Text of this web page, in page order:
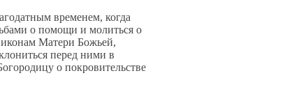
временем, когда
о помощи и молиться о
Матери Божьей,
перед ними в
о покровительстве